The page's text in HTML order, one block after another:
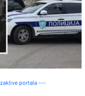
portala ---